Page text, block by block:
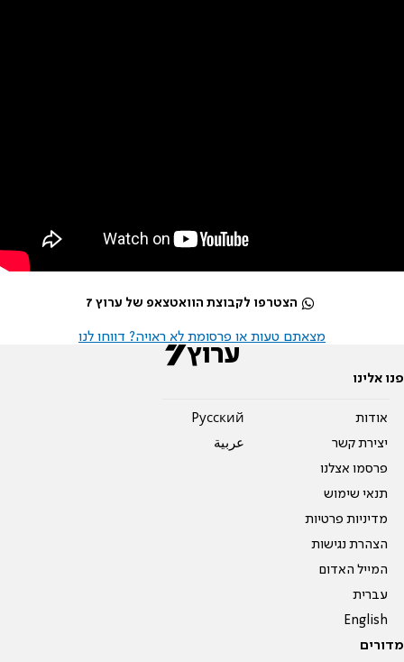
הצטרפו לקבוצת הוואטצאפ של ערוץ 7
מצאתם טעות או פרסומת לא ראויה? דווחו לנו
פנו אלינו
אודות
יצירת קשר
פרסמו אצלנו
תנאי שימוש
מדיניות פרטיות
הצהרת נגישות
המייל האדום
עברית
English
Pусский
عربية
מדורים